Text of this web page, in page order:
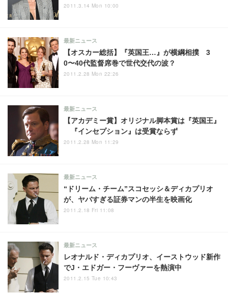
2011.3.14 Mon 10:00
【オスカー総括】『英国王…』が横綱相撲 3
0〜40代監督席巻で世代交代の波？
最新ニュース
2011.2.28 Mon 22:26
【アカデミー賞】オリジナル脚本賞は『英国王』
『インセプション』は受賞ならず
最新ニュース
2011.2.28 Mon 11:29
“ドリーム・チーム”スコセッシ＆ディカプリオ
が、ヤバすぎる証券マンの半生を映画化
最新ニュース
2011.2.18 Fri 11:08
レオナルド・ディカプリオ、イーストウッド新作
でJ・エドガー・フーヴァーを熱演中
最新ニュース
2011.2.15 Tue 10:43